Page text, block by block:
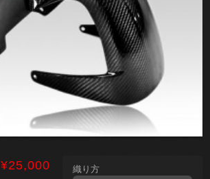
¥25,000 織り方